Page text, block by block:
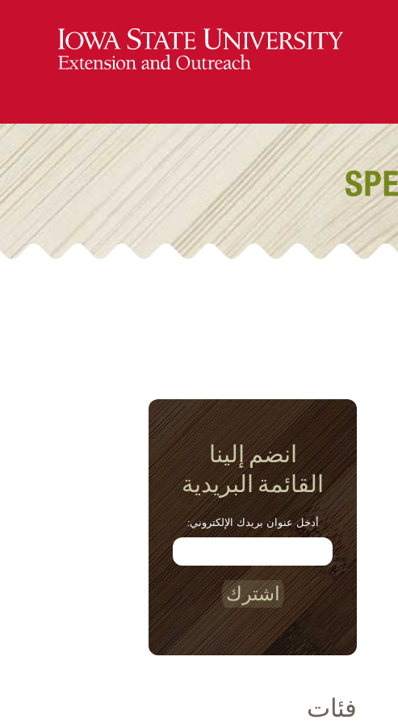
انضم إلينا
القائمة البريدية
أدخل عنوان بريدك الإلكتروني:
اشترك
فئات